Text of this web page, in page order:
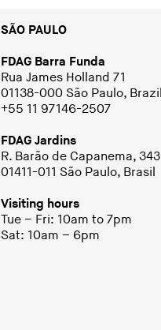
SÃO PAULO
FDAG Barra Funda
Rua James Holland 71
01138-000 São Paulo, Brazil
+55 11 97146-2507
FDAG Jardins
R. Barão de Capanema, 343
01411-011 São Paulo, Brasil
Visiting hours
Tue – Fri: 10am to 7pm
Sat: 10am – 6pm